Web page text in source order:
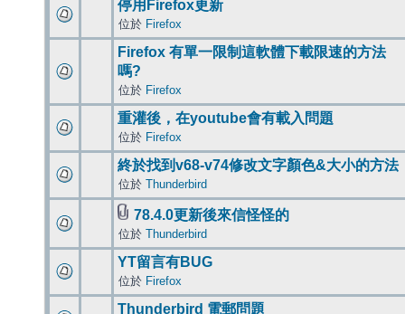
停用Firefox更新
位於 Firefox
Firefox 有單一限制這軟體下載限速的方法
嗎?
位於 Firefox
重灌後，在youtube會有載入問題
位於 Firefox
終於找到v68-v74修改文字顏色&大小的方法
位於 Thunderbird
78.4.0更新後來信怪怪的
位於 Thunderbird
YT留言有BUG
位於 Firefox
Thunderbird 電郵問題